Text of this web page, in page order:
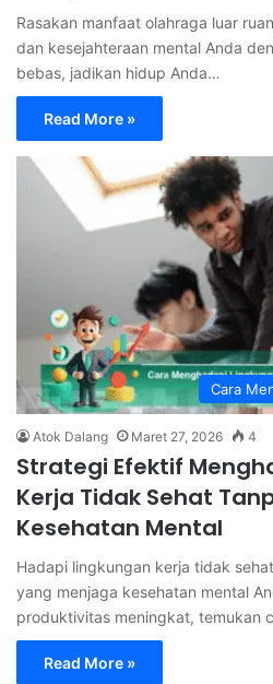
Rasakan manfaat olahraga luar
dan kesejahteraan mental Anda
bebas, jadikan hidup Anda…
Read More »
Cara
Atok Dalang Maret 27, 2026 4
Strategi Efektif
Kerja Tidak Sehat
Kesehatan Mental
Hadapi lingkungan kerja tidak
yang menjaga kesehatan mental
produktivitas meningkat, temukan
Read More »